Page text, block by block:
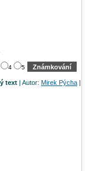
4 5
text | Autor: Mirek Pýcha |